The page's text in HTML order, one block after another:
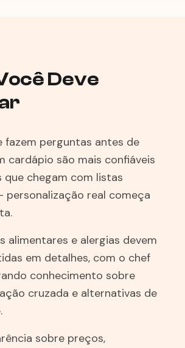
Deve
fazem perguntas antes de
cardápio são mais confiáveis
que chegam com listas
personalização real começa
alimentares e alergias devem
em detalhes, com o chef
conhecimento sobre
cruzada e alternativas de
sobre preços,